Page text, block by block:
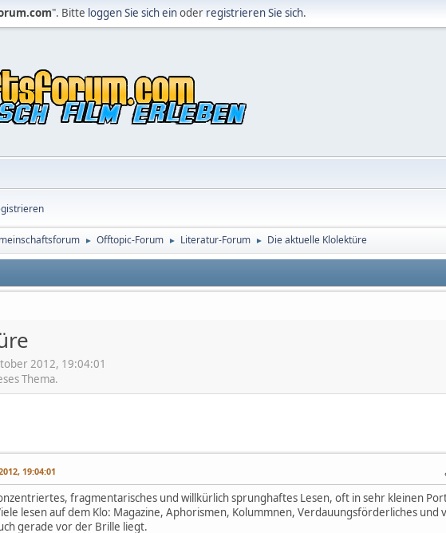
". Bitte loggen Sie sich einoder registrieren Sie sich.
► Offtopic-Forum ► Literatur-Forum ► Die aktuelle Klolektüre
2012, 19:04:01
Thema.
19:04:01
fragmentarisches und willkürlich sprunghaftes Lesen, oft in sehr kleinen
lesen auf dem Klo: Magazine, Aphorismen, Kolummnen, Verdauungsförderliches
gerade vor der Brille liegt.